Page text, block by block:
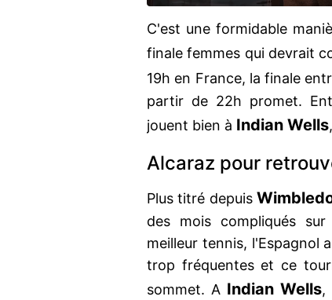
C'est une formidable
finale femmes qui devrait
19h en France, la finale
partir de 22h promet.
jouent bien à Indian Wells
Alcaraz pour
Plus titré depuis
des mois compliqués
meilleur tennis, l'Espagnol
trop fréquentes et ce
sommet. A Indian Wells,